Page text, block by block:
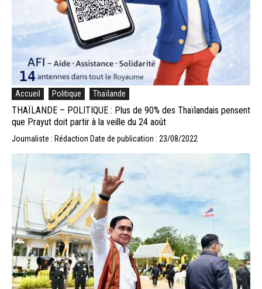
Accueil Politique Thaïlande
THAÏLANDE – POLITIQUE : Plus de 90% des Thaïlandais pensent
que Prayut doit partir à la veille du 24 août
Journaliste : Rédaction Date de publication : 23/08/2022